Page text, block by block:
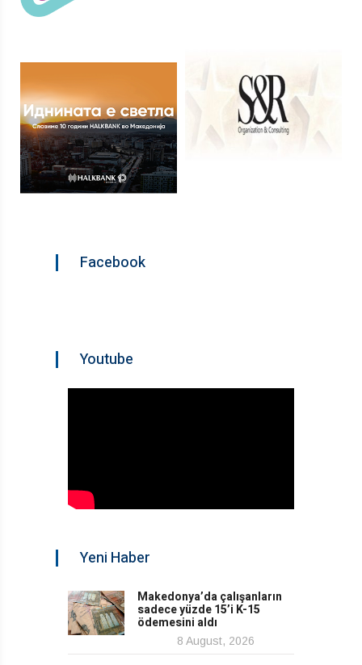
Facebook
Youtube
Yeni Haber
Makedonya’da çalışanların
sadece yüzde 15’i K-15
ödemesini aldı
8 August, 2026